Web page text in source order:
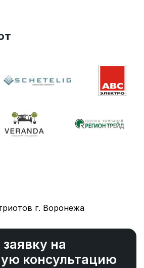
г. Воронежа
на
консультацию